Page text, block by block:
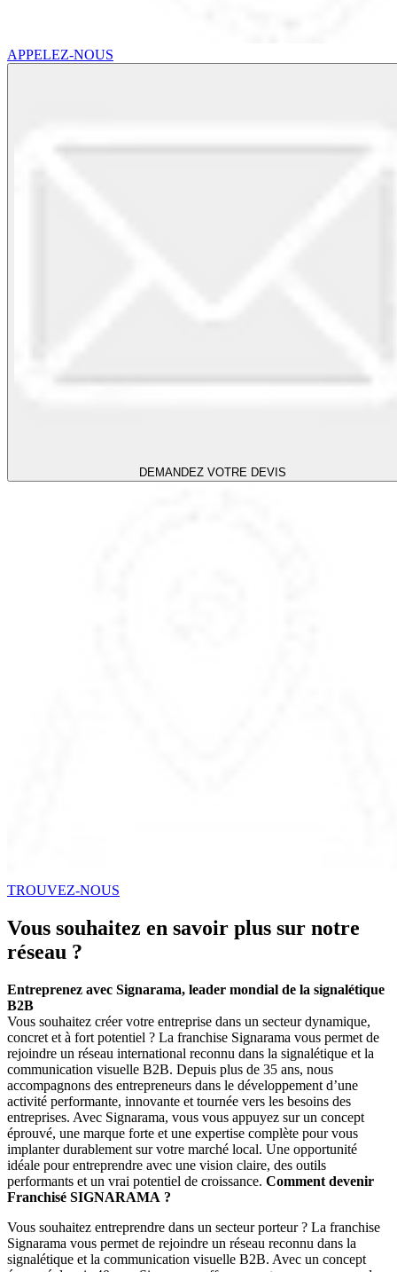
APPELEZ-NOUS
DEMANDEZ VOTRE DEVIS
TROUVEZ-NOUS
Vous souhaitez en savoir plus sur notre
réseau ?
Entreprenez avec Signarama, leader mondial de la signalétique
B2B
Vous souhaitez créer votre entreprise dans un secteur dynamique,
concret et à fort potentiel ? La franchise Signarama vous permet de
rejoindre un réseau international reconnu dans la signalétique et la
communication visuelle B2B. Depuis plus de 35 ans, nous
accompagnons des entrepreneurs dans le développement d’une
activité performante, innovante et tournée vers les besoins des
entreprises. Avec Signarama, vous vous appuyez sur un concept
éprouvé, une marque forte et une expertise complète pour vous
implanter durablement sur votre marché local. Une opportunité
idéale pour entreprendre avec une vision claire, des outils
performants et un vrai potentiel de croissance. Comment devenir
Franchisé SIGNARAMA ?
Vous souhaitez entreprendre dans un secteur porteur ? La franchise
Signarama vous permet de rejoindre un réseau reconnu dans la
signalétique et la communication visuelle B2B. Avec un concept